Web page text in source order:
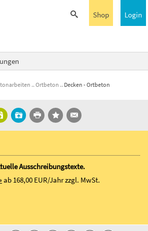
Login
Shop
Ortbeton Decken - Ortbeton
Ausschreibungstexte.
ab 168,00 EUR/Jahrzzgl. MwSt.